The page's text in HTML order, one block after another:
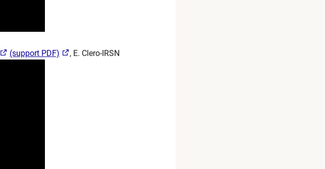
(support PDF)​ , E. Clero-IRSN​